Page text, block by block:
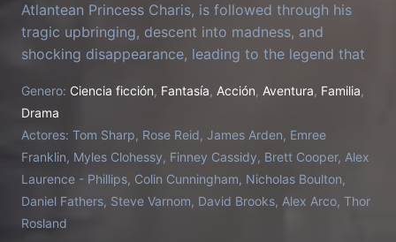
Atlantean Princess Charis, is followed through his
tragic upbringing, descent into madness, and
shocking disappearance, leading to the legend that
assumed dead or a myth, reemerges in sub-Roman
Britain to unite the fractured kingdoms under threat
from Saxon invaders.
Genero: Ciencia ficción, Fantasía, Acción, Aventura, Familia,
Drama
Actores: Tom Sharp, Rose Reid, James Arden, Emree
Franklin, Myles Clohessy, Finney Cassidy, Brett Cooper, Alex
Laurence - Phillips, Colin Cunningham, Nicholas Boulton,
Daniel Fathers, Steve Varnom, David Brooks, Alex Arco, Thor
Rosland